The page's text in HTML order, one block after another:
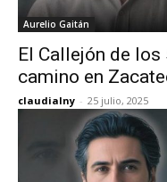
Aurelio Gaitán
El Callejón de
camino en
claudialny - 25 julio, 2025